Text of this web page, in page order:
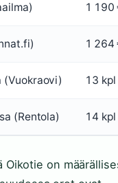
1 190
1 264
(Vuokraovi) 13 kpl
(Rentola) 14 kpl
Oikotie on